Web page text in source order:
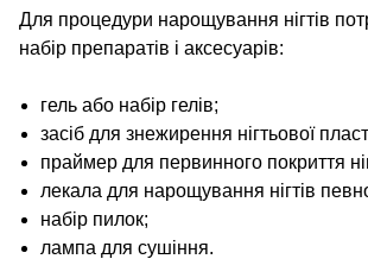
Для процедури нарощування нігтів
набір препаратів і аксесуарів:
гель або набір гелів;
засіб для знежирення нігтьової
праймер для первинного покриття
лекала для нарощування нігтів
набір пилок;
лампа для сушіння.